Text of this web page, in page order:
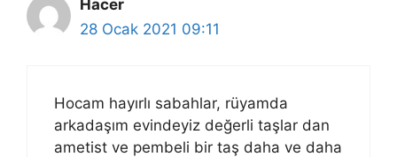
Hacer
28 Ocak 2021 09:11
Hocam hayırlı sabahlar, rüyamda
arkadaşım evindeyiz değerli taşlar dan
ametist ve pembeli bir taş daha ve daha